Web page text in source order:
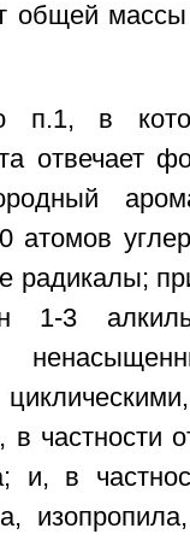
массы
п.1, в
отвечает
радикалы;
1-3
в частности
и, в